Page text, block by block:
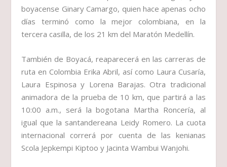
boyacense Ginary Camargo, quien hace apenas ocho
días terminó como la mejor colombiana, en la
tercera casilla, de los 21 km del Maratón Medellín.
También de Boyacá, reaparecerá en las carreras de
ruta en Colombia Erika Abril, así como Laura Cusaría,
Laura Espinosa y Lorena Barajas. Otra tradicional
animadora de la prueba de 10 km, que partirá a las
10:00 a.m., será la bogotana Martha Roncería, al
igual que la santandereana Leidy Romero. La cuota
internacional correrá por cuenta de las kenianas
Scola Jepkempi Kiptoo y Jacinta Wambui Wanjohi.